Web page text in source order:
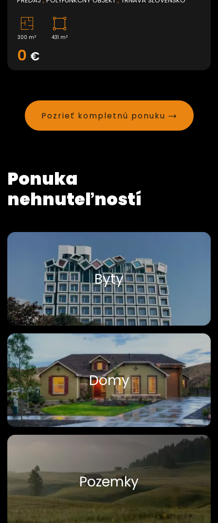
300 m2 431 m2
0 €
Pozrieť kompletnú ponuku
Ponuka
nehnuteľností
Byty
Domy
Pozemky